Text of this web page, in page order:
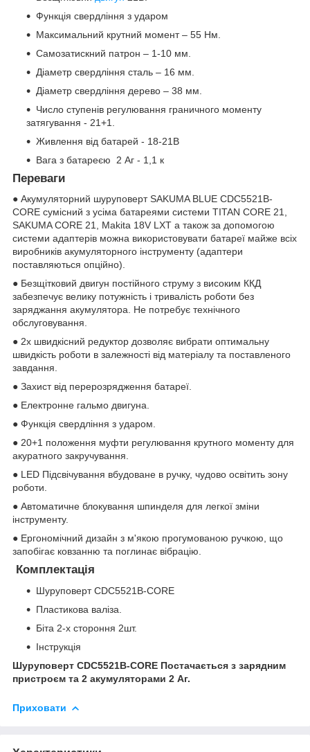
Функція свердління з ударом
Максимальний крутний момент – 55 Нм.
Самозатискний патрон – 1-10 мм.
Діаметр свердління сталь – 16 мм.
Діаметр свердління дерево – 38 мм.
Число ступенів регулювання граничного моменту
затягування - 21+1.
Живлення від батарей - 18-21В
Вага з батареєю 2 Аг - 1,1 к
Переваги
● Акумуляторний шуруповерт SAKUMA BLUE CDC5521B-
CORE сумісний з усіма батареями системи TITAN CORE 21,
SAKUMA CORE 21, Makita 18V LXT а також за допомогою
системи адаптерів можна використовувати батареї майже всіх
виробників акумуляторного інструменту (адаптери
поставляються опційно).
● Безщітковий двигун постійного струму з високим ККД
забезпечує велику потужність і тривалість роботи без
заряджання акумулятора. Не потребує технічного
обслуговування.
● 2х швидкісний редуктор дозволяє вибрати оптимальну
швидкість роботи в залежності від матеріалу та поставленого
завдання.
● Захист від перерозрядження батареї.
● Електронне гальмо двигуна.
● Функція свердління з ударом.
● 20+1 положення муфти регулювання крутного моменту для
акуратного закручування.
● LED Підсвічування вбудоване в ручку, чудово освітить зону
роботи.
● Автоматичне блокування шпинделя для легкої зміни
інструменту.
● Ергономічний дизайн з м'якою прогумованою ручкою, що
запобігає ковзанню та поглинає вібрацію.
Комплектація
Шуруповерт CDC5521B-CORE
Пластикова валіза.
Біта 2-х стороння 2шт.
Інструкція
Шуруповерт CDC5521B-CORE Постачається з зарядним
пристроєм та 2 акумуляторами 2 Аг.
Приховати